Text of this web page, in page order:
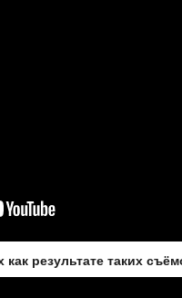
результате таких